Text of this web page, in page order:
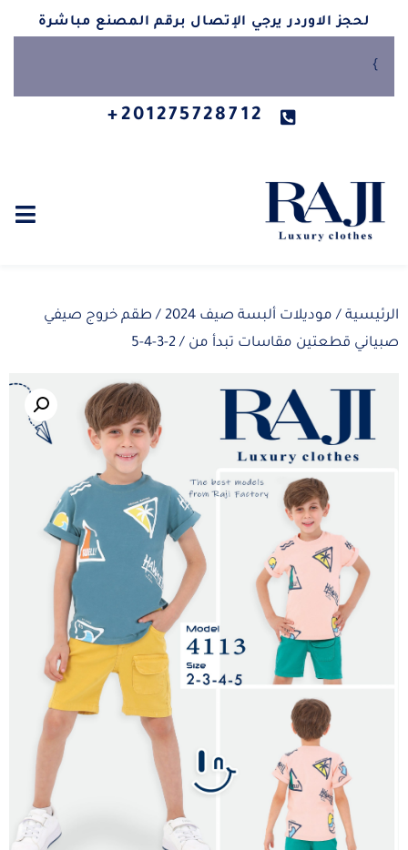
لحجز الاوردر يرجي الإتصال برقم المصنع مباشرة
}
201275728712+
الرئيسية / موديلات ألبسة صيف 2024
/ طقم خروج صيفي
صبياني قطعتين مقاسات تبدأ من / 2-3-4-5